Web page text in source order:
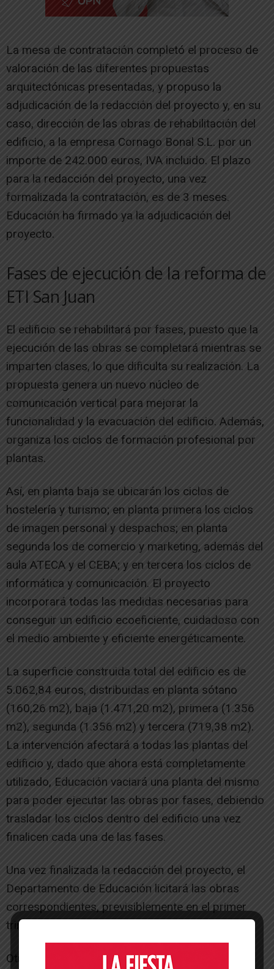
La mesa de contratación completó el proceso de
valoración de las diferentes propuestas
arquitectónicas presentadas, y propuso la
adjudicación de la redacción del proyecto y, en su
caso, dirección de las obras de rehabilitación del
edificio, a la empresa Cornago Bonal S.L. por un
importe de 242.000 euros, IVA incluido. El plazo
para la redacción del proyecto, una vez
formalizada la contratación, es de 3 meses.
Educación ha firmado ya la adjudicación del
proyecto.
Fases de ejecución de la reforma de
ETI San Juan
El edificio se rehabilitará por fases, puesto que la
ejecución de las obras se completará mientras se
imparten clases, lo que dificulta su realización. La
propuesta genera un nuevo núcleo de
comunicación vertical para mejorar la
funcionalidad y la evacuación del edificio. Además,
organiza los ciclos de formación profesional por
plantas.
Así, en planta baja se ubicarán los ciclos de
hostelería y turismo; en planta primera los ciclos
de imagen personal y despachos; en planta
segunda los de comercio y marketing, además del
aula ATECA y el CEBA; y en tercera los ciclos de
informática y comunicación. El proyecto
incorporará todas las medidas necesarias para
conseguir un edificio ecoeficiente, cuidadoso con
el medio ambiente y eficiente energéticamente.
La superficie construida total del edificio es de
5.062,84 euros, distribuidas en planta sótano
(160,26 m2), baja (1.471,20 m2), primera (1.356
m2), segunda (1.356 m2) y tercera (719,38 m2).
La intervención afectará a todas las plantas del
edificio y, dado que ahora está completamente
utilizado, Educación vaciará una planta del mismo
para poder ejecutar las obras por fases, debiendo
trasladar los ciclos dentro del edificio una vez
finalicen cada una de las fases.
Una vez finalizada la redacción del proyecto, el
Departamento de Educación licitará las obras
correspondientes, previsiblemente en el primer
trimestre de 2025.
Otras noticias de interés: